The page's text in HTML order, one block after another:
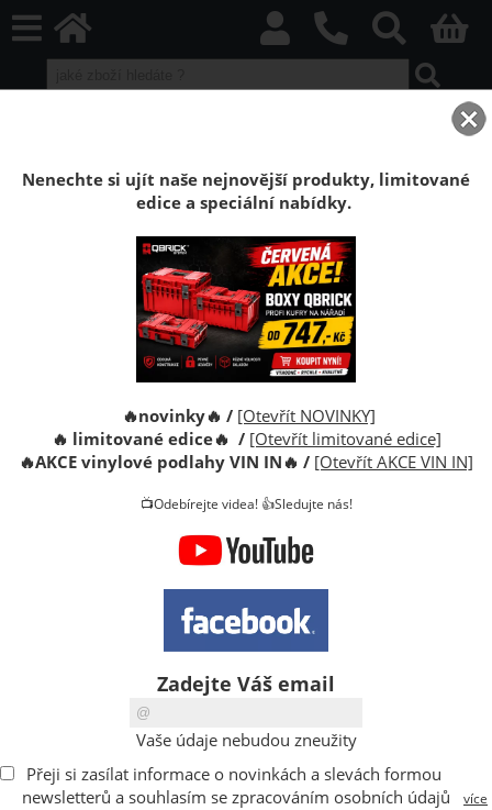
Podvozek Qbrick System ONE Transport Platform 2.0 Allterrain
Podvozek s kolečky pro kufry Qbrick
System ONE Transport Platform 2.0
Allterrain
Podvozek s kolečky pro kufry Qbrick System ONE
Transport Platform 2.0 Allterrain
Nenechte si ujít naše nejnovější produkty, limitované
edice a speciální nabídky.
🔥novinky🔥 / [Otevřít NOVINKY]
🔥 limitované edice🔥 / [Otevřít limitované edice]
🔥AKCE vinylové podlahy VIN IN🔥 / [Otevřít AKCE VIN IN]
📺Odebírejte videa! 👍Sledujte nás!
Zadejte Váš email
Vaše údaje nebudou zneužity
Přeji si zasílat informace o novinkách a slevách formou
newsletterů a souhlasím se zpracováním osobních údajů
více